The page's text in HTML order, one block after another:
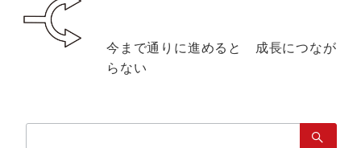
今まで通りに進めると 成長につなが
らない